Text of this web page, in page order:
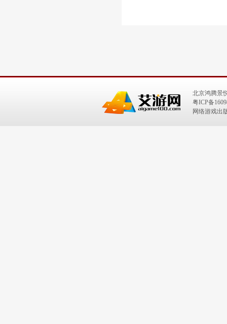
北京鸿腾景
粤ICP备
网络游戏出